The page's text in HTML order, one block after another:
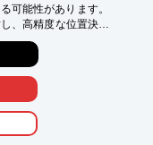
可能性があります。
、高精度な位置決め
す。